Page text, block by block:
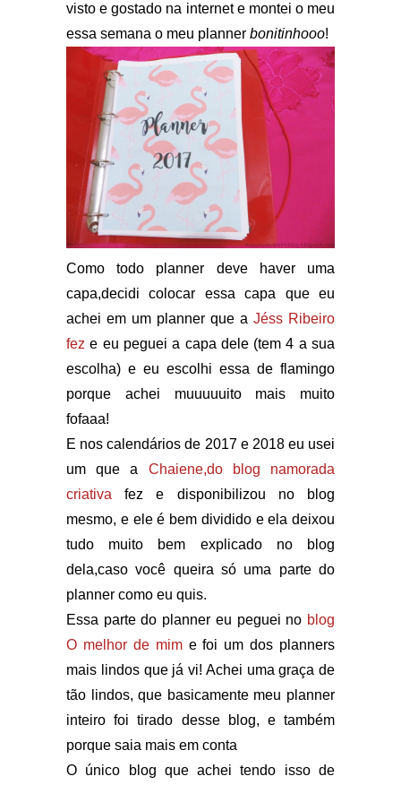
visto e gostado na internet e montei o meu
essa semana o meu planner bonitinhooo!
Como todo planner deve haver uma
capa,decidi colocar essa capa que eu
achei em um planner que a Jéss Ribeiro
fez e eu peguei a capa dele (tem 4 a sua
escolha) e eu escolhi essa de flamingo
porque achei muuuuuito mais muito
fofaaa!
E nos calendários de 2017 e 2018 eu usei
um que a Chaiene,do blog namorada
criativa fez e disponibilizou no blog
mesmo, e ele é bem dividido e ela deixou
tudo muito bem explicado no blog
dela,caso você queira só uma parte do
planner como eu quis.
Essa parte do planner eu peguei no blog
O melhor de mime foi um dos planners
mais lindos que já vi! Achei uma graça de
tão lindos, que basicamente meu planner
inteiro foi tirado desse blog, e também
porque saia mais em conta
O único blog que achei tendo isso de